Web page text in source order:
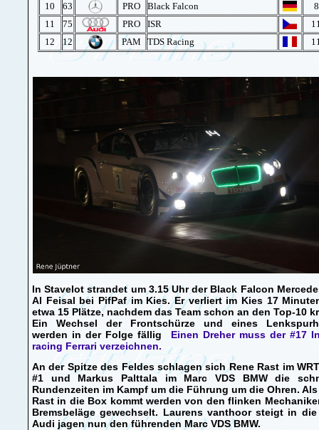
10
63 PRO Black Falcon
11
75 PRO ISR
12
12 PAM TDS Racing
In Stavelot strandet um 3.15 Uhr der Black Falcon
Al Feisal bei PifPaf im Kies. Er verliert im Kies 17
etwa 15 Plätze, nachdem das Team schon an den Top-10
Ein Wechsel der Frontschürze und eines
werden in der Folge fällig Einen Dreher muss der #17
racing Ferrari verzeichnen.
An der Spitze des Feldes schlagen sich Rene Rast im
#1 und Markus Palttala im Marc VDS BMW die
Rundenzeiten im Kampf um die Führung um die Ohren. Als
Rast in die Box kommt werden von den flinken
Bremsbeläge gewechselt. Laurens vanthoor steigt in
Audi jagen nun den führenden Marc VDS BMW.